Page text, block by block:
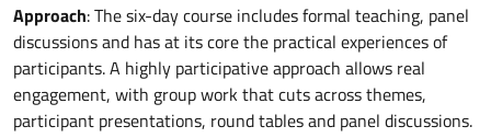
Approach: The six-day course includes formal teaching, panel
discussions and has at its core the practical experiences of
participants. A highly participative approach allows real
engagement, with group work that cuts across themes,
participant presentations, round tables and panel discussions.